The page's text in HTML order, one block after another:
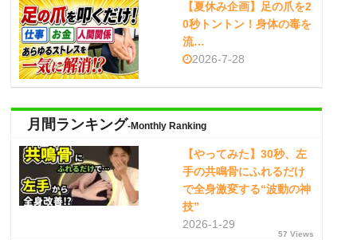
【夏休み企画】足の爪を2
0秒トントン！身体の毒を
流…
2026-7-28
月間ランキング-Monthly Ranking
【やってみた】30秒、左
手の共鳴骨にふれるだけ
で全身激変する“波動の神
技”
2026-1-29
57 Views